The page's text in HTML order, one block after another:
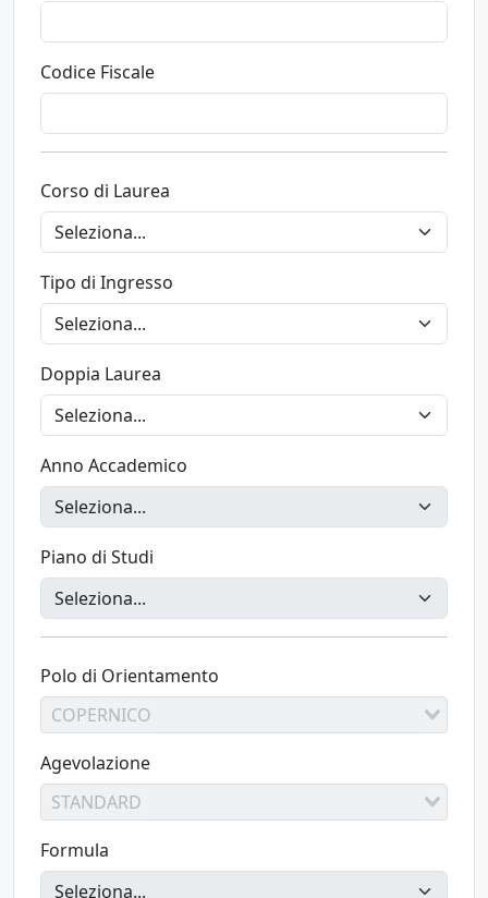
Codice Fiscale
Corso di Laurea
Tipo di Ingresso
Doppia Laurea
Anno Accademico
Piano di Studi
Polo di Orientamento
COPERNICO
Agevolazione
STANDARD
Formula